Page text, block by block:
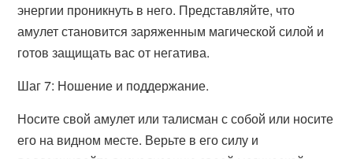
энергии проникнуть в него. Представляйте, что
амулет становится заряженным магической силой и
готов защищать вас от негатива.
Шаг 7: Ношение и поддержание.
Носите свой амулет или талисман с собой или носите
его на видном месте. Верьте в его силу и